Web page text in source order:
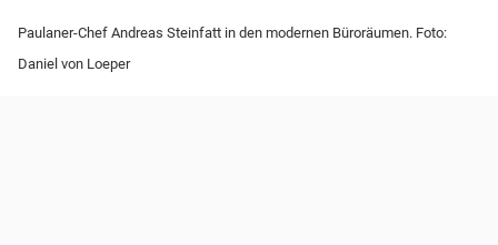
Paulaner-Chef Andreas Steinfatt in den modernen Büroräumen. Foto:
Daniel von Loeper